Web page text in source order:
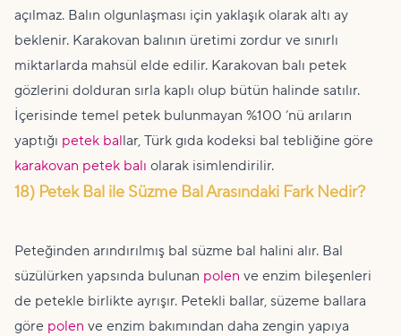
açılmaz. Balın olgunlaşması için yaklaşık olarak altı ay
beklenir. Karakovan balının üretimi zordur ve sınırlı
miktarlarda mahsül elde edilir. Karakovan balı petek
gözlerini dolduran sırla kaplı olup bütün halinde satılır.
İçerisinde temel petek bulunmayan %100 ‘nü arıların
yaptığı petek ballar, Türk gıda kodeksi bal tebliğine göre
karakovan petek balı olarak isimlendirilir.
18) Petek Bal ile Süzme Bal Arasındaki Fark Nedir?
Peteğinden arındırılmış bal süzme bal halini alır. Bal
süzülürken yapsında bulunan polen ve enzim bileşenleri
de petekle birlikte ayrışır. Petekli ballar, süzeme ballara
göre polen ve enzim bakımından daha zengin yapıya